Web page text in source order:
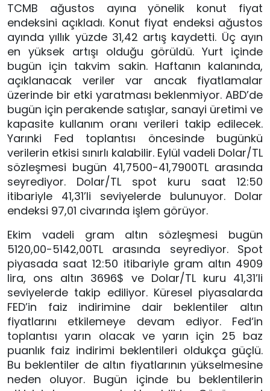
TCMB ağustos ayına yönelik konut fiyat
endeksini açıkladı. Konut fiyat endeksi ağustos
ayında yıllık yüzde 31,42 artış kaydetti. Üç ayın
en yüksek artışı olduğu görüldü. Yurt içinde
bugün için takvim sakin. Haftanın kalanında,
açıklanacak veriler var ancak fiyatlamalar
üzerinde bir etki yaratması beklenmiyor. ABD’de
bugün için perakende satışlar, sanayi üretimi ve
kapasite kullanım oranı verileri takip edilecek.
Yarınki Fed toplantısı öncesinde bugünkü
verilerin etkisi sınırlı kalabilir. Eylül vadeli Dolar/TL
sözleşmesi bugün 41,7500-41,7900TL arasında
seyrediyor. Dolar/TL spot kuru saat 12:50
itibariyle 41,31’li seviyelerde bulunuyor. Dolar
endeksi 97,01 civarında işlem görüyor.
Ekim vadeli gram altın sözleşmesi bugün
5120,00-5142,00TL arasında seyrediyor. Spot
piyasada saat 12:50 itibariyle gram altın 4909
lira, ons altın 3696$ ve Dolar/TL kuru 41,31’li
seviyelerde takip ediliyor. Küresel piyasalarda
FED’in faiz indirimine dair beklentiler altın
fiyatlarını etkilemeye devam ediyor. Fed‘in
toplantısı yarın olacak ve yarın için 25 baz
puanlık faiz indirimi beklentileri oldukça güçlü.
Bu beklentiler de altın fiyatlarının yükselmesine
neden oluyor. Bugün içinde bu beklentilerin